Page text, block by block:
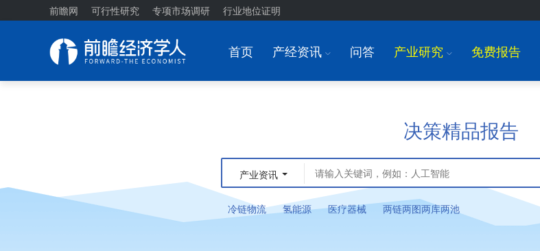
前瞻网 可行性研究 专项市场调研 行业地位证明
首页 产经资讯 I 问答 产业研究 I 免费报告
决策精品报告
产业资讯
冷链物流 氢能源 医疗器械 两链两图两库两池